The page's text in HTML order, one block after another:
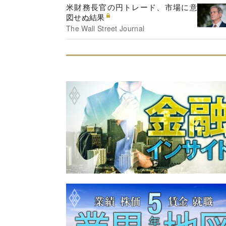
米財務長官の円トレード、市場に意
図せぬ結果
The Wall Street Journal